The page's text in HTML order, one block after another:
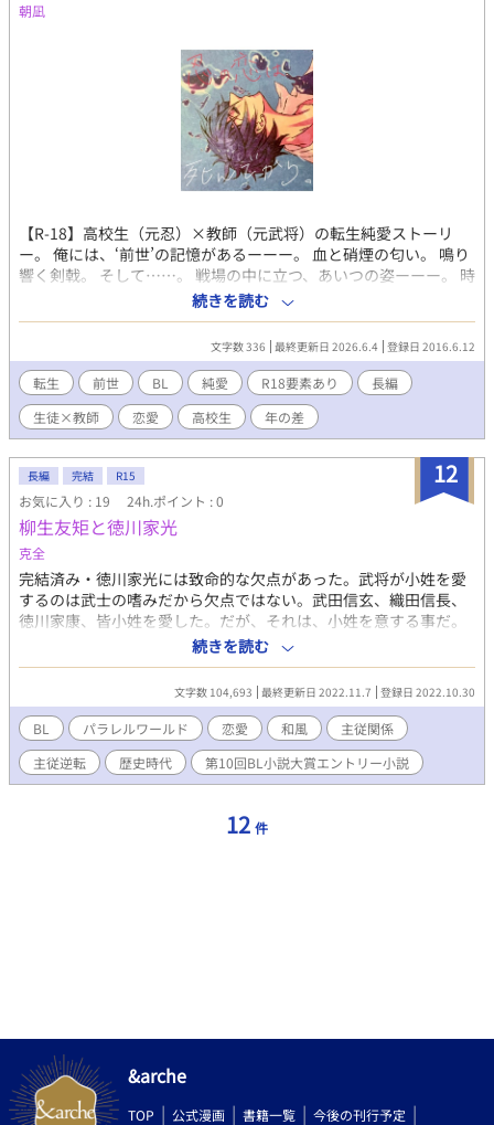
朝凪
【R-18】高校生（元忍）×教師（元武将）の転生純愛ストーリ
ー。 俺には、‘前世’の記憶があるーーー。 血と硝煙の匂い。 鳴り
響く剣戟。 そして……。 戦場の中に立つ、あいつの姿ーーー。 時
は流れ、いつしか俺は平凡な高校生になっていた。 毎日毎日、同
じ事の繰り返し。 そんな退屈で変哲もない日々の中で突如、俺の
運命は大きく変わった。 ＊感想や意見など随時お待ちしておりま
すので、今度ともよろしくお願いします。 また、このお話はフィ
クションであり、実際の人物・団体とは一切関係ありません。
続きを読む
文字数 336 最終更新日 2026.6.4 登録日 2016.6.12
転生 前世 BL 純愛 R18要素あり
長編
生徒×教師
恋愛 高校生 年の差
12
長編 完結 R15
お気に入り : 19 24h.ポイント : 0
柳生友矩と徳川家光
克全
完結済み・徳川家光には致命的な欠点があった。武将が小姓を愛
するのは武士の嗜みだから欠点ではない。武田信玄、織田信長、
徳川家康、皆小姓を愛した。だが、それは、小姓を意する事だ。
小姓に愛される事ではない。天下の将軍が、ガチ受けで小姓の言
い成りになっては天下の御政道が小姓に支配されてしまうのだ！
そんな徳川家光を支え助ける漢がいた、それは柳生家の次男、柳
生友矩だった。
続きを読む
文字数 104,693 最終更新日 2022.11.7 登録日 2022.10.30
BL パラレルワールド 恋愛 和風
主従関係
主従逆転
歴史時代 第10回BL小説大賞エントリー小説
12 件
&arche
TOP 公式漫画 書籍一覧 今後の刊行予定